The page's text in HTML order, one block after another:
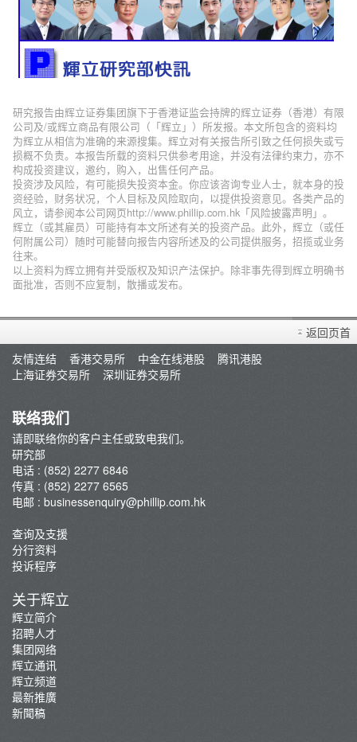
研究报告由辉立证券集团旗下于香港证监会持牌的辉立证券（香港）有限
公司及/或辉立商品有限公司（「辉立」）所发报。本文所包含的资料均
为辉立从相信为准确的来源搜集。辉立对有关报告所引致之任何损失或亏
损概不负责。本报告所载的资料只供参考用途，并没有法律约束力，亦不
构成投资建议，邀约，购入，出售任何产品。
投资涉及风险，有可能损失投资本金。你应该咨询专业人士，就本身的投
资经验，财务状况，个人目标及风险取向，以提供投资意见。各类产品的
风立，请参阅本公司网页http://www.phillip.com.hk「风险披露声明」。
辉立（或其雇员）可能持有本文所述有关的投资产品。此外，辉立（或任
何附属公司）随时可能替向报告内容所述及的公司提供服务，招揽或业务
往来。
以上资料为辉立拥有并受版权及知识产法保护。除非事先得到辉立明确书
面批准，否则不应复制，散播或发布。
返回页首
友情连结
香港交易所 中金在线港股
腾讯港股
上海证券交易所
深圳证券交易所
联络我们
请即联络你的客户主任或致电我们。
研究部
电话 : (852) 2277 6846
传真 : (852) 2277 6565
电邮 : businessenquiry@phillip.com.hk
查询及支援
分行资料
投诉程序
关于辉立
辉立简介
招聘人才
集团网络
辉立通讯
辉立频道
最新推廣
新聞稿